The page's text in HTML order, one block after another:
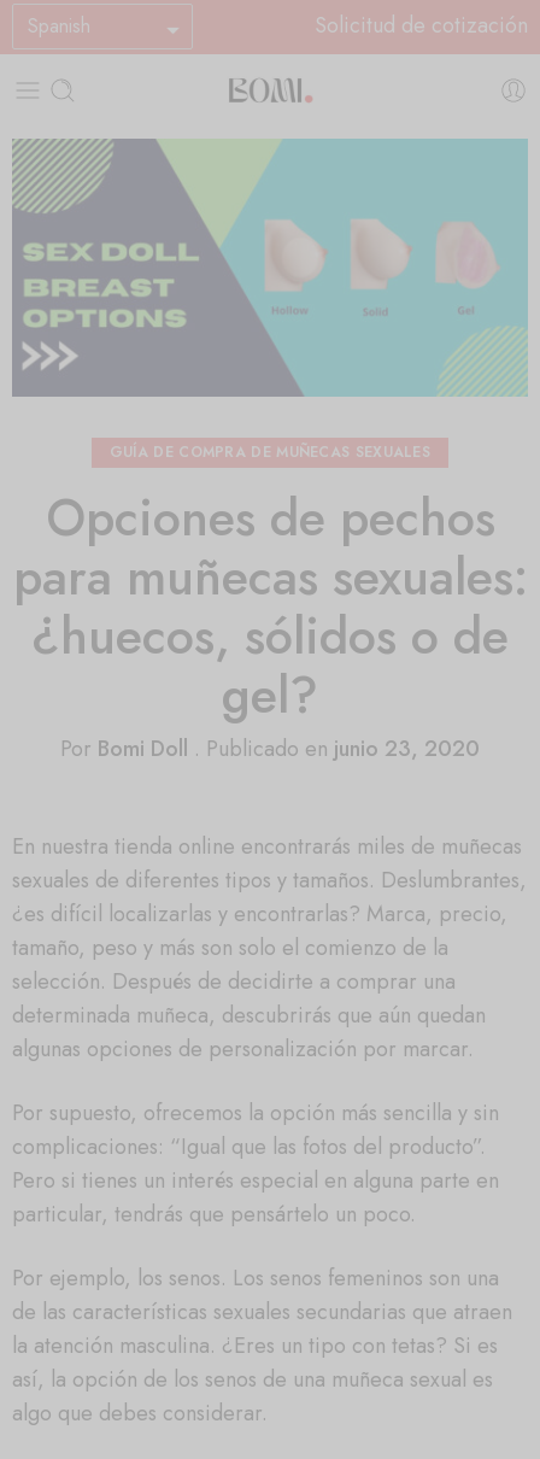
Spanish Solicitud de cotización
GUÍA DE COMPRA DE MUÑECAS SEXUALES
Opciones de pechos
para muñecas sexuales:
¿huecos, sólidos o de
gel?
Por Bomi Doll . Publicado en junio 23, 2020
En nuestra tienda online encontrarás miles de muñecas
sexuales de diferentes tipos y tamaños. Deslumbrantes,
¿es difícil localizarlas y encontrarlas? Marca, precio,
tamaño, peso y más son solo el comienzo de la
selección. Después de decidirte a comprar una
determinada muñeca, descubrirás que aún quedan
algunas opciones de personalización por marcar.
Por supuesto, ofrecemos la opción más sencilla y sin
complicaciones: “Igual que las fotos del producto”.
Pero si tienes un interés especial en alguna parte en
particular, tendrás que pensártelo un poco.
Por ejemplo, los senos. Los senos femeninos son una
de las características sexuales secundarias que atraen
la atención masculina. ¿Eres un tipo con tetas? Si es
así, la opción de los senos de una muñeca sexual es
algo que debes considerar.